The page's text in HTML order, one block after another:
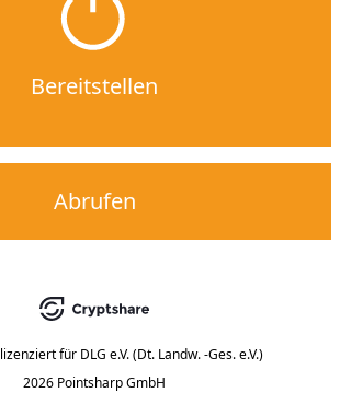
Bereitstellen
Abrufen
lizenziert für DLG e.V. (Dt. Landw. -Ges. e.V.)
2026 Pointsharp GmbH